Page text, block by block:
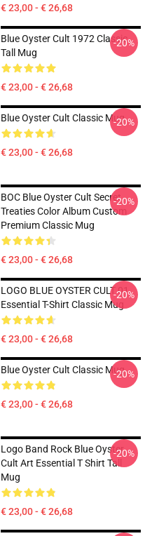
€ 23,00 - € 26,68
Blue Oyster Cult 1972 Classic
Tall Mug
€ 23,00 - € 26,68
-20%
Blue Oyster Cult Classic Mug
€ 23,00 - € 26,68
-20%
BOC Blue Oyster Cult Secret
Treaties Color Album Custom
Premium Classic Mug
€ 23,00 - € 26,68
-20%
LOGO BLUE OYSTER CULT 01
Essential T-Shirt Classic Mug
€ 23,00 - € 26,68
-20%
Blue Oyster Cult Classic Mug
€ 23,00 - € 26,68
-20%
Logo Band Rock Blue Oyster
Cult Art Essential T Shirt Tall
Mug
€ 23,00 - € 26,68
-20%